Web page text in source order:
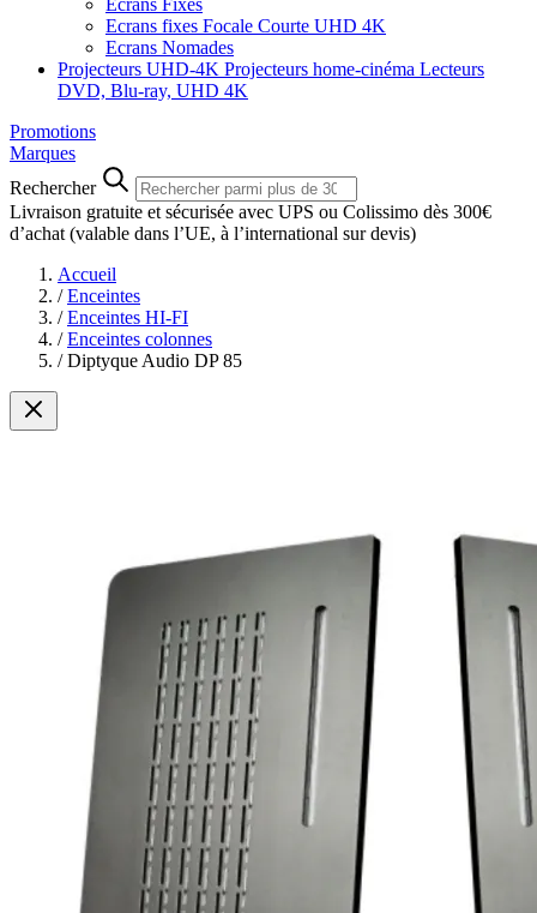
Ecrans Fixes
Ecrans fixes Focale Courte UHD 4K
Ecrans Nomades
Projecteurs UHD-4K Projecteurs home-cinéma Lecteurs
DVD, Blu-ray, UHD 4K
Promotions
Marques
Rechercher
Livraison gratuite et sécurisée avec UPS ou Colissimo dès 300€
d’achat (valable dans l’UE, à l’international sur devis)
Accueil
/ Enceintes
/ Enceintes HI-FI
/ Enceintes colonnes
/ Diptyque Audio DP 85